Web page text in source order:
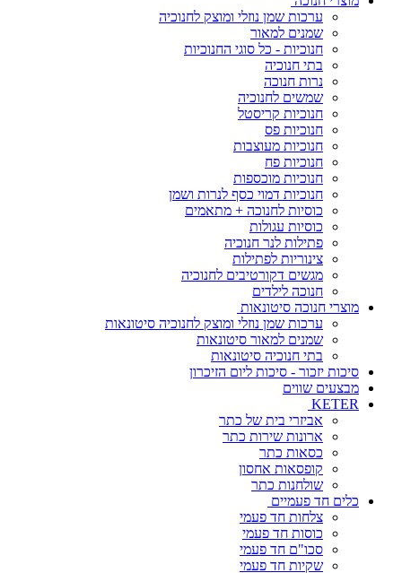
ערכות שמן נוזלי ומוצק לחנוכיה
שמנים למאור
חנוכיות - כל סוגי החנוכיות
בתי חנוכיה
נרות חנוכה
שמשים לחנוכיה
חנוכיות קריסטל
חנוכיות פס
חנוכיות מעוצבות
חנוכיות פח
חנוכיות מוכספות
חנוכיות דמוי כסף לנרות ושמן
כוסיות לחנוכה + מתאמים
כוסיות עגולות
פתילות לנר חנוכיה
צינוריות לפתילות
מגשים דקורטיבים לחנוכיה
חנוכה לילדים
מוצרי חנוכה סיטונאות
ערכות שמן נוזלי ומוצק לחנוכיה סיטונאות
שמנים למאור סיטונאות
בתי חנוכיה סיטונאות
סיכות יזכור - סיכות ליום הזיכרון
מבצעים שווים
KETER
אביזרי בית של כתר
ארונות שירות כתר
כסאות כתר
קופסאות אחסון
שולחנות כתר
כלים חד פעמיים
צלחות חד פעמי
כוסות חד פעמי
סכו"ם חד פעמי
שקיות חד פעמי